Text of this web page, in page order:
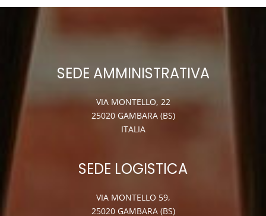
SEDE AMMINISTRATIVA
VIA MONTELLO, 22
25020 GAMBARA (BS)
ITALIA
SEDE LOGISTICA
VIA MONTELLO 59,
25020 GAMBARA (BS)